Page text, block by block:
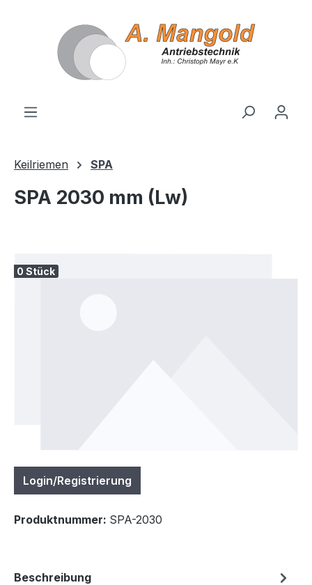
Keilriemen SPA
SPA 2030 mm (Lw)
0 Stück
Login/Registrierung
Produktnummer: SPA-2030
Beschreibung